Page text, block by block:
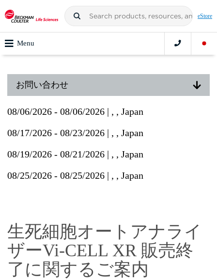
eStore
Menu
お問い合わせ
08/06/2026 - 08/06/2026 | , , Japan
08/17/2026 - 08/23/2026 | , , Japan
08/19/2026 - 08/21/2026 | , , Japan
08/25/2026 - 08/25/2026 | , , Japan
生死細胞オートアナライ
ザーVi-CELL XR 販売終
了に関するご案内